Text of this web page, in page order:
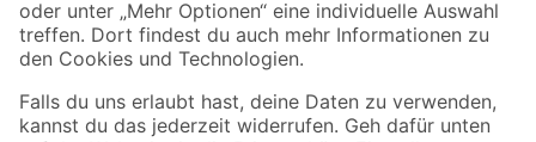
Alle Preisangaben in EUR inkl. gesetzl. MwSt.. Die dargestellten Angebote sind unter